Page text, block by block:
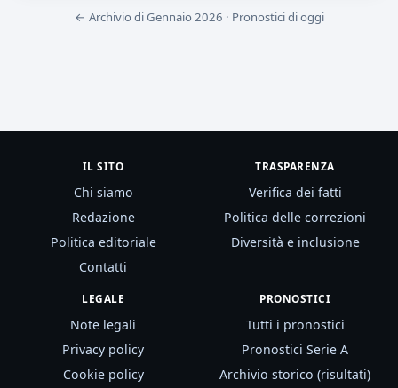
← Archivio di Gennaio 2026 · Pronostici di oggi
IL SITO
Chi siamo
Redazione
Politica editoriale
Contatti
TRASPARENZA
Verifica dei fatti
Politica delle correzioni
Diversità e inclusione
LEGALE
Note legali
Privacy policy
Cookie policy
PRONOSTICI
Tutti i pronostici
Pronostici Serie A
Archivio storico (risultati)